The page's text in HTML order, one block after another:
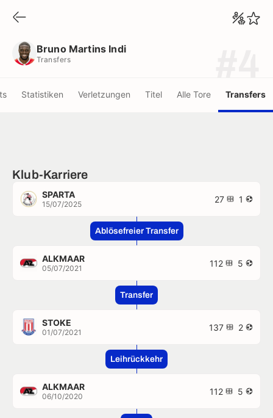
Bruno Martins Indi
Transfers
Statistiken Verletzungen Titel Alle Tore Transfers
Klub-Karriere
SPARTA
15/07/2025 27 1
Ablösefreier Transfer
ALKMAAR
05/07/2021 112 5
Transfer
STOKE
01/07/2021 137 2
Leihrückkehr
ALKMAAR
06/10/2020 112 5